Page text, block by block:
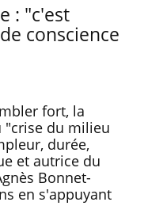
: "c'est
conscience
fort, la
"crise du milieu
durée,
et autrice du
Bonnet-
en s'appuyant